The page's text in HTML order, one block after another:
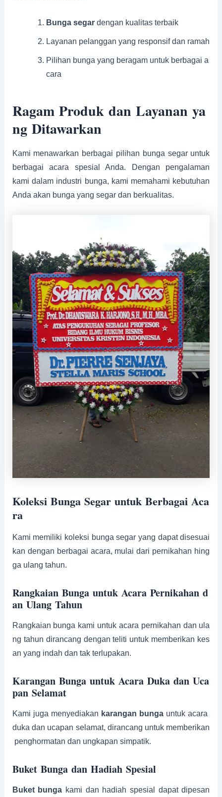
Bunga segardengan kualitas terbaik
Layanan pelanggan yang responsif dan ramah
Pilihan bunga yang beragam untuk berbagai a
cara
Ragam Produk dan Layanan ya
ng Ditawarkan
Kami menawarkan berbagai pilihan bunga segar untuk
berbagai acara spesial Anda. Dengan pengalaman
kami dalam industri bunga, kami memahami kebutuhan
Anda akan bunga yang segar dan berkualitas.
Koleksi Bunga Segar untuk Berbagai Aca
ra
Kami memiliki koleksi bunga segar yang dapat disesuai
kan dengan berbagai acara, mulai dari pernikahan hing
ga ulang tahun.
Rangkaian Bunga untuk Acara Pernikahan d
an Ulang Tahun
Rangkaian bunga kami untuk acara pernikahan dan ula
ng tahun dirancang dengan teliti untuk memberikan kes
an yang indah dan tak terlupakan.
Karangan Bunga untuk Acara Duka dan Uca
pan Selamat
Kami juga menyediakan karangan bunga untuk acara
duka dan ucapan selamat, dirancang untuk memberikan
penghormatan dan ungkapan simpatik.
Buket Bunga dan Hadiah Spesial
Buket bunga kami dan hadiah spesial dapat dipesan